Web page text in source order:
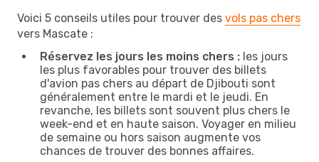
Voici 5 conseils utiles pour trouver des vols pas chers
vers Mascate :
Réservez les jours les moins chers : les jours
les plus favorables pour trouver des billets
d'avion pas chers au départ de Djibouti sont
généralement entre le mardi et le jeudi. En
revanche, les billets sont souvent plus chers le
week-end et en haute saison. Voyager en milieu
de semaine ou hors saison augmente vos
chances de trouver des bonnes affaires.